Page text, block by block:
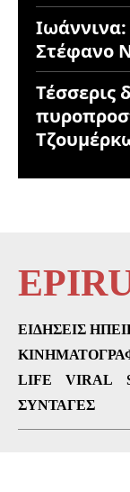
Στέφανο
Τέσσερις
ΕΙΔΉΣΕΙΣ
LIFE
VIRAL
ΣΥΝΤΑΓΈΣ